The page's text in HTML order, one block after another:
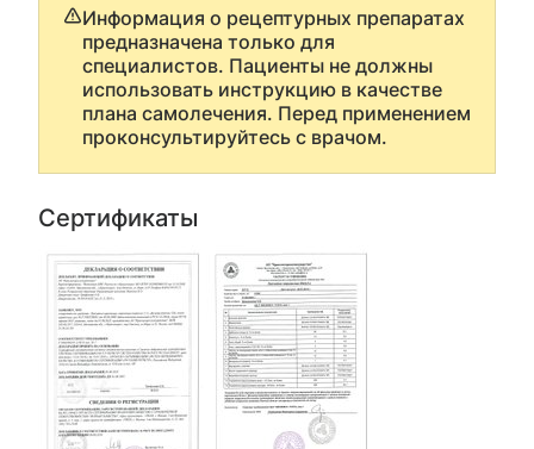
Информация о рецептурных препаратах
предназначена только для
специалистов. Пациенты не должны
использовать инструкцию в качестве
плана самолечения. Перед применением
проконсультируйтесь с врачом.
Сертификаты